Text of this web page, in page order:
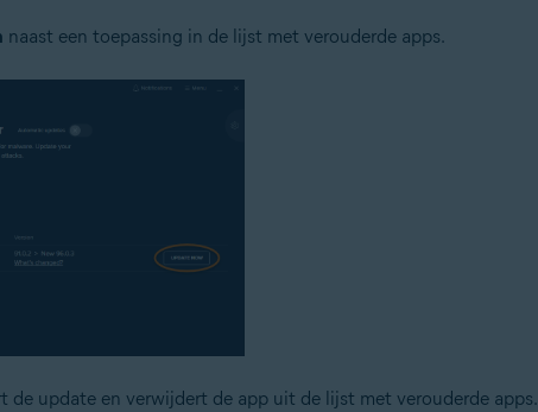
naast een toepassing in de lijst met verouderde apps.
de update en verwijdert de app uit de lijst met verouderde apps.